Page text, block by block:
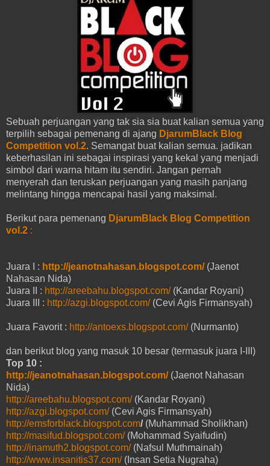
Sebuah perjuangan yang tak sia sia buat kalian semua yang
terpilih sebagai pemenang di ajang DjarumBlack Blog
Competition vol.2. Semangat buat kalian semua. jadikan
keberhasilan ini sebagai inspirasi yang kekal yang menjadi
simbol dari warna hitam itu sendiri. Jangan pernah
menyerah dan teruskan perjuangan yang masih panjang
melintang hingga mencapai hasil yang maksimal.
Berikut para pemenang DjarumBlack Blog Competition
vol.2 :
Juara I : http://jeanotnahasan.blogspot.com/ (Jaenot
Nahasan Nida)
Juara II : http://areebahu.blogspot.com/(Kandar Royani)
Juara III : http://azgi.blogspot.com/(Cevi Agis Firmansyah)
Juara Favorit : http://antoexs.blogspot.com/(Nurmanto)
dan berikut blog yang masuk 10 besar (termasuk juara I-III)
Top 10 :
http://jeanotnahasan.blogspot.com/ (Jaenot Nahasan
Nida)
http://areebahu.blogspot.com/(Kandar Royani)
http://azgi.blogspot.com/(Cevi Agis Firmansyah)
http://emsforblack.blogspot.com/ (Muhammad Sholikhan)
http://masifud.blogspot.com/(Mohammad Syaifudin)
http://inamuth2.blogspot.com/(Nafsul Muthmainah)
http://www.insanitis37.com/(Insan Setia Nugraha)